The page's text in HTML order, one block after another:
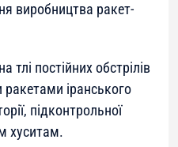
виробництва ракет-
тлі постійних обстрілів
ракетами іранського
підконтрольної
хуситам.